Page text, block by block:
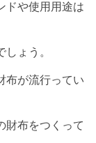
ドや使用用途は
ょう。
布が流行ってい
財布をつくって